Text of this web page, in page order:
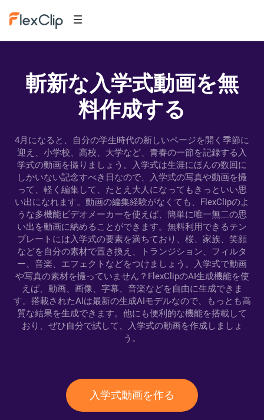
斬新な入学式動画を無
料作成する
4月になると、自分の学生時代の新しいページを開く季節に
迎え、小学校、高校、大学など、青春の一節を記録する入
学式の動画を撮りましょう。入学式は生涯にほんの数回に
しかいない記念すべき日なので、入学式の写真や動画を撮
って、軽く編集して、たとえ大人になってもきっといい思
い出になれます。動画の編集経験がなくても、FlexClipのよ
うな多機能ビデオメーカーを使えば、簡単に唯一無二の思
い出を動画に納めることができます。無料利用できるテン
プレートには入学式の要素を満ちており、桜、家族、笑顔
などを自分の素材で置き換え、トランジション、フィルタ
ー、音楽、エフェクトなどをつけましょう。入学式で動画
や写真の素材を撮っていません？FlexClipのAI生成機能を使
えば、動画、画像、字幕、音楽などを自由に生成できま
す。搭載されたAIは最新の生成AIモデルなので、もっとも高
質な結果を生成できます。他にも便利的な機能を搭載して
おり、ぜひ自分で試して、入学式の動画を作成しましょ
う。
入学式動画を作る